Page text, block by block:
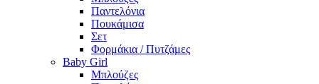
Παντελόνια
Πουκάμισα
Σετ
Φορμάκια / Πυτζάμες
Baby Girl
Μπλούζες